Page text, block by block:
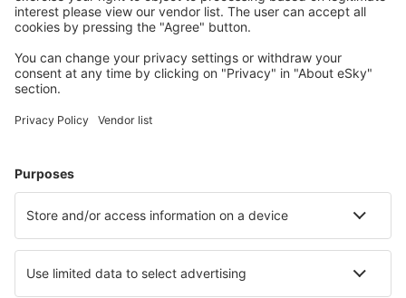
reizen
Vliegtickets
Verblijf
Vlucht+hotel